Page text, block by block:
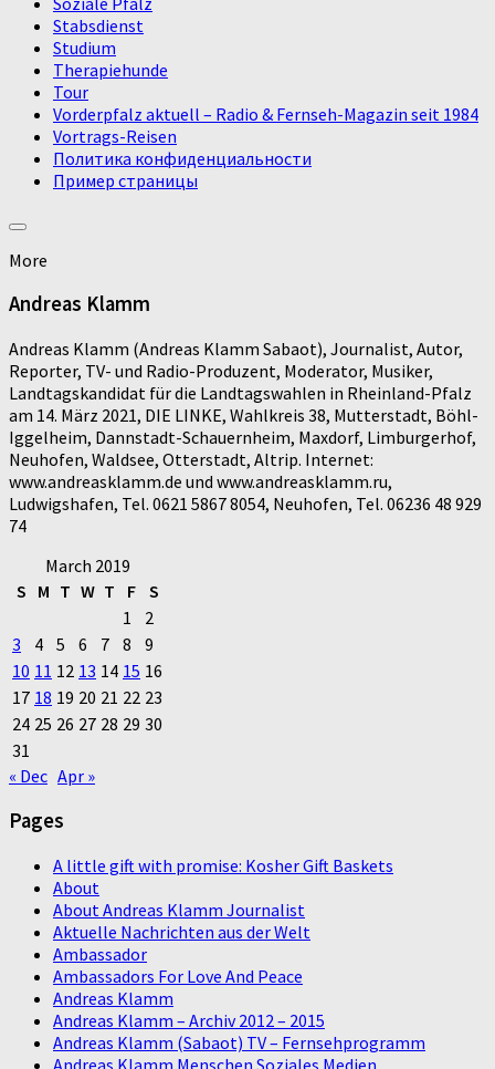
Stabsdienst
Studium
Therapiehunde
Tour
Vorderpfalz aktuell – Radio & Fernseh-Magazin seit 1984
Vortrags-Reisen
Политика конфиденциальности
Пример страницы
More
Andreas Klamm
Andreas Klamm (Andreas Klamm Sabaot), Journalist, Autor,
Reporter, TV- und Radio-Produzent, Moderator, Musiker,
Landtagskandidat für die Landtagswahlen in Rheinland-Pfalz
am 14. März 2021, DIE LINKE, Wahlkreis 38, Mutterstadt, Böhl-
Iggelheim, Dannstadt-Schauernheim, Maxdorf, Limburgerhof,
Neuhofen, Waldsee, Otterstadt, Altrip. Internet:
www.andreasklamm.de und www.andreasklamm.ru,
Ludwigshafen, Tel. 0621 5867 8054, Neuhofen, Tel. 06236 48 929
74
March 2019
S M T W T F S
1
2
3
4 5 6 7 8
9
10 11 12 13 14 15 16
17 18 19 20 21 22 23
24 25 26 27 28 29 30
31
« Dec Apr »
Pages
A little gift with promise: Kosher Gift Baskets
About
About Andreas Klamm Journalist
Aktuelle Nachrichten aus der Welt
Ambassador
Ambassadors For Love And Peace
Andreas Klamm
Andreas Klamm – Archiv 2012 – 2015
Andreas Klamm (Sabaot) TV – Fernsehprogramm
Andreas Klamm Menschen Soziales Medien